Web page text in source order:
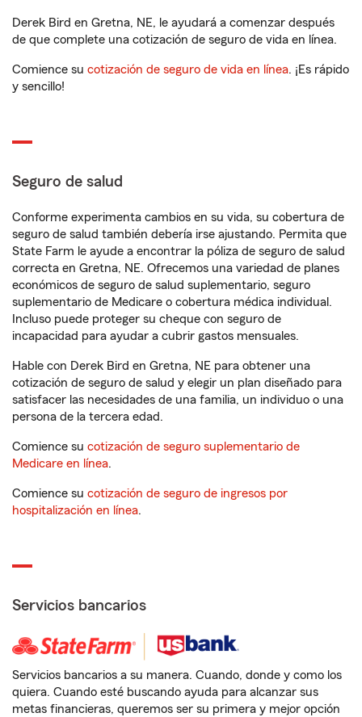
Derek Bird en Gretna, NE, le ayudará a comenzar después
de que complete una cotización de seguro de vida en línea.
Comience su cotización de seguro de vida en línea. ¡Es rápido
y sencillo!
Seguro de salud
Conforme experimenta cambios en su vida, su cobertura de
seguro de salud también debería irse ajustando. Permita que
State Farm le ayude a encontrar la póliza de seguro de salud
correcta en Gretna, NE. Ofrecemos una variedad de planes
económicos de seguro de salud suplementario, seguro
suplementario de Medicare o cobertura médica individual.
Incluso puede proteger su cheque con seguro de
incapacidad para ayudar a cubrir gastos mensuales.
Hable con Derek Bird en Gretna, NE para obtener una
cotización de seguro de salud y elegir un plan diseñado para
satisfacer las necesidades de una familia, un individuo o una
persona de la tercera edad.
Comience su cotización de seguro suplementario de
Medicare en línea.
Comience su cotización de seguro de ingresos por
hospitalización en línea.
Servicios bancarios
Servicios bancarios a su manera. Cuando, donde y como los
quiera. Cuando esté buscando ayuda para alcanzar sus
metas financieras, queremos ser su primera y mejor opción